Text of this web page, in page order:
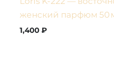
женский парфюм 50
1,400₽